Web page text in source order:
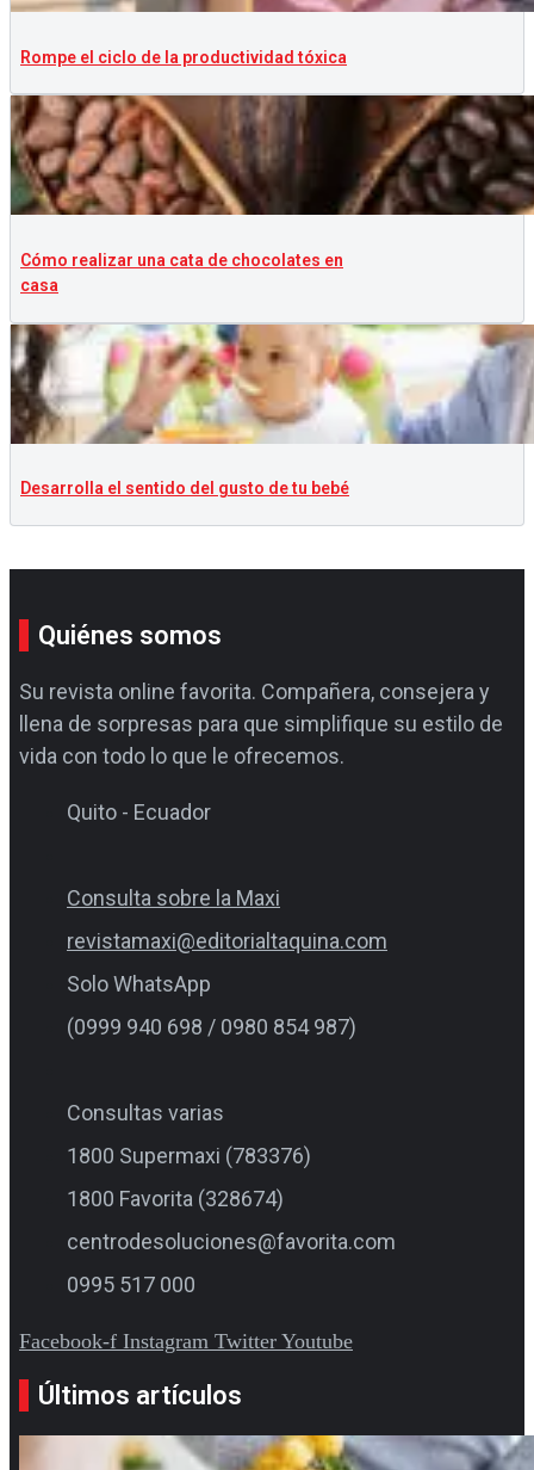
Rompe el ciclo de la productividad tóxica
Cómo realizar una cata de chocolates en
casa
Desarrolla el sentido del gusto de tu bebé
Quiénes somos
Su revista online favorita. Compañera, consejera y
llena de sorpresas para que simplifique su estilo de
vida con todo lo que le ofrecemos.
Quito - Ecuador
Consulta sobre la Maxi
revistamaxi@editorialtaquina.com
Solo WhatsApp
(0999 940 698 / 0980 854 987)
Consultas varias
1800 Supermaxi (783376)
1800 Favorita (328674)
centrodesoluciones@favorita.com
0995 517 000
Facebook-f Instagram Twitter Youtube
Últimos artículos